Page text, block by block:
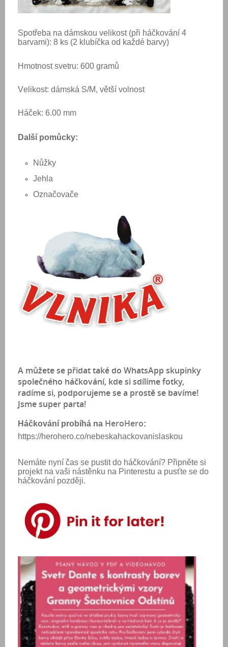
Spotřeba na dámskou velikost (při háčkování 4
barvami): 8 ks (2 klubíčka od každé barvy)
Hmotnost svetru: 600 gramů
Velikost: dámská S/M, větší volnost
Háček: 6.00 mm
Další pomůcky:
Nůžky
Jehla
Označovače
A můžete se přidat také do WhatsApp skupinky
společného háčkování, kde si sdílíme fotky,
radíme si, podporujeme se a prostě se bavíme!
Jsme super parta!
Háčkování probíhá na HeroHero:
https://herohero.co/nebeskahackovanislaskou
Nemáte nyní čas se pustit do háčkování? Připněte si
projekt na vaši nástěnku na Pinterestu a pusťte se do
háčkování později.